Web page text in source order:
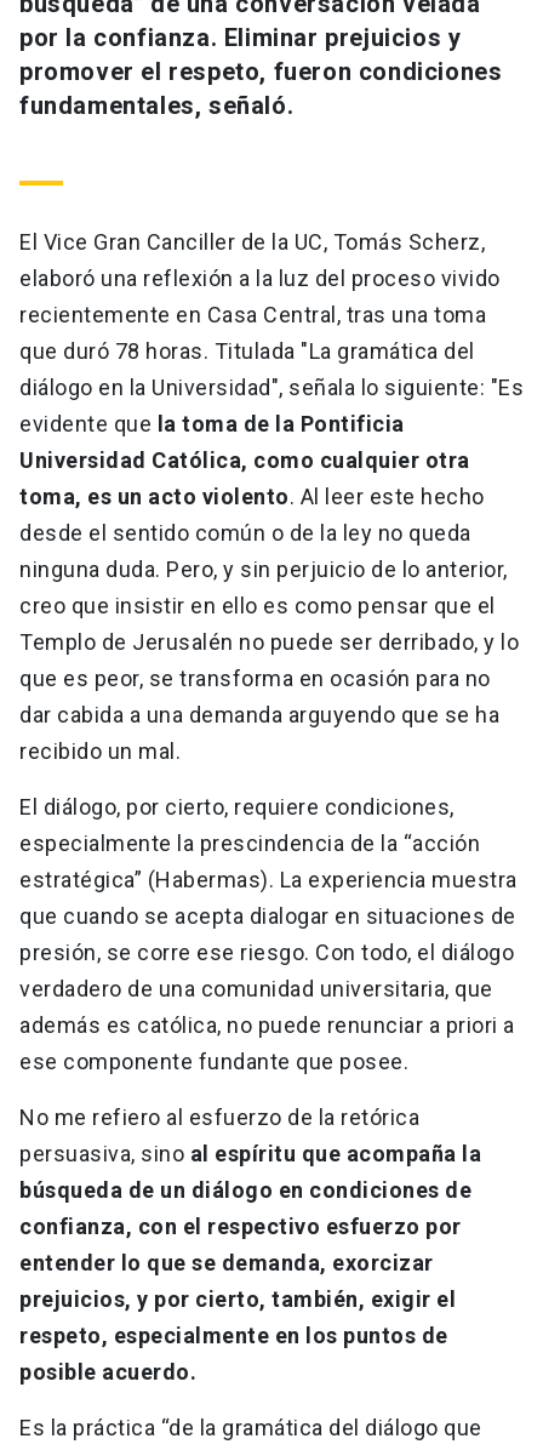
Estudiantes
Académicos
Vecinos launch
ACCESOS DIRECTOS
Admisión launch
Correo UC
Mi Portal UC launch
Medios Biblioteca launch
Donaciones launch
por la confianza. Eliminar prejuicios y
promover el respeto, fueron condiciones
fundamentales, señaló.
El Vice Gran Canciller de la UC, Tomás Scherz,
elaboró una reflexión a la luz del proceso vivido
recientemente en Casa Central, tras una toma
que duró 78 horas. Titulada "La gramática del
diálogo en la Universidad", señala lo siguiente: "Es
evidente que la toma de la Pontificia
Universidad Católica, como cualquier otra
toma, es un acto violento. Al leer este hecho
desde el sentido común o de la ley no queda
ninguna duda. Pero, y sin perjuicio de lo anterior,
creo que insistir en ello es como pensar que el
Templo de Jerusalén no puede ser derribado, y lo
que es peor, se transforma en ocasión para no
dar cabida a una demanda arguyendo que se ha
recibido un mal.
El diálogo, por cierto, requiere condiciones,
especialmente la prescindencia de la “acción
estratégica” (Habermas). La experiencia muestra
que cuando se acepta dialogar en situaciones de
presión, se corre ese riesgo. Con todo, el diálogo
verdadero de una comunidad universitaria, que
además es católica, no puede renunciar a priori a
ese componente fundante que posee.
No me refiero al esfuerzo de la retórica
persuasiva, sino al espíritu que acompaña la
búsqueda de un diálogo en condiciones de
confianza, con el respectivo esfuerzo por
entender lo que se demanda, exorcizar
prejuicios, y por cierto, también, exigir el
respeto, especialmente en los puntos de
posible acuerdo.
Es la práctica “de la gramática del diálogo que